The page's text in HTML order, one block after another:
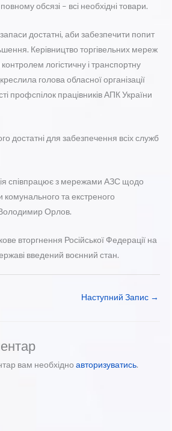
обсязі – всі необхідні товари.
достатні, аби забезпечити попит
Керівництво торгівельних мереж
логістичну і транспортну
голова обласної організації
профспілок працівників АПК України
достатні для забезпечення всіх служб
співпрацює з мережами АЗС щодо
комунального та екстреного
Орлов.
вторгнення Російської Федерації на
введений воєнний стан.
Наступний Запис →
вам необхідно авторизуватись.